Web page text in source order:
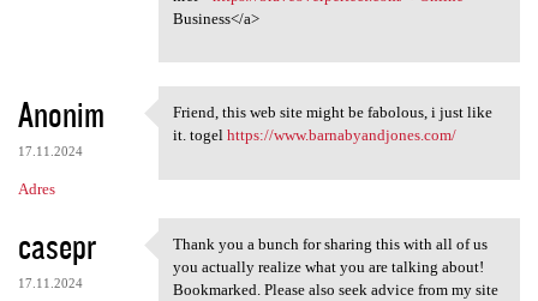
Business</a>
Anonim
17.11.2024
Adres
Friend, this web site might
Friend, this web site might be fabolous, i just like
it. togel https://www.barnabyandjones.com/
casepr
17.11.2024
Thank you a bunch for sharing
Thank you a bunch for sharing this with all of us
you actually realize what you are talking about!
Bookmarked. Please also seek advice from my site